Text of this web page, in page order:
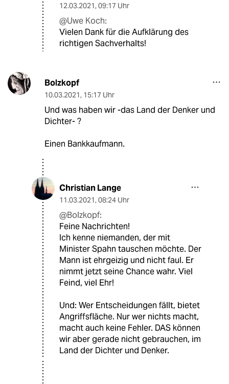
12.03.2021, 09:17 Uhr
@Uwe Koch:
Vielen Dank für die Aufklärung des
richtigen Sachverhalts!
Bolzkopf
10.03.2021, 15:17 Uhr
Und was haben wir -das Land der Denker und
Dichter- ?
Einen Bankkaufmann.
Christian Lange
11.03.2021, 08:24 Uhr
@Bolzkopf:
Feine Nachrichten!
Ich kenne niemanden, der mit
Minister Spahn tauschen möchte. Der
Mann ist ehrgeizig und nicht faul. Er
nimmt jetzt seine Chance wahr. Viel
Feind, viel Ehr!
Und: Wer Entscheidungen fällt, bietet
Angriffsfläche. Nur wer nichts macht,
macht auch keine Fehler. DAS können
wir aber gerade nicht gebrauchen, im
Land der Dichter und Denker.